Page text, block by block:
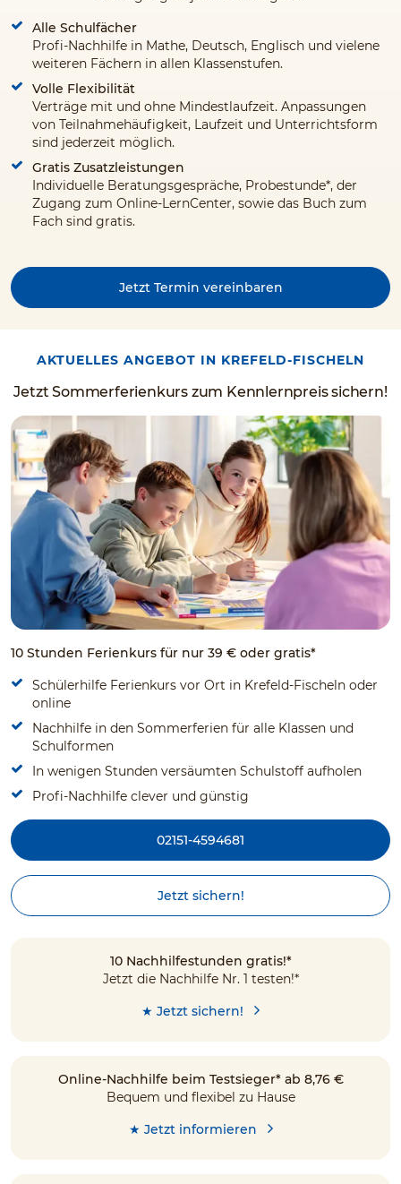
Alle Schulfächer
Profi-Nachhilfe in Mathe, Deutsch, Englisch und vielene
weiteren Fächern in allen Klassenstufen.
Volle Flexibilität
Verträge mit und ohne Mindestlaufzeit. Anpassungen
von Teilnahmehäufigkeit, Laufzeit und Unterrichtsform
sind jederzeit möglich.
Gratis Zusatzleistungen
Individuelle Beratungsgespräche, Probestunde*, der
Zugang zum Online-LernCenter, sowie das Buch zum
Fach sind gratis.
Jetzt Termin vereinbaren
AKTUELLES ANGEBOT IN KREFELD-FISCHELN
Jetzt Sommerferienkurs zum Kennlernpreis sichern!
10 Stunden Ferienkurs für nur 39 € oder gratis*
Schülerhilfe Ferienkurs vor Ort in Krefeld-Fischeln oder
online
Nachhilfe in den Sommerferien für alle Klassen und
Schulformen
In wenigen Stunden versäumten Schulstoff aufholen
Profi-Nachhilfe clever und günstig
02151-4594681
Jetzt sichern!
10 Nachhilfestunden gratis!*
Jetzt die Nachhilfe Nr. 1 testen!*
★ Jetzt sichern!
Online-Nachhilfe beim Testsieger* ab 8,76 €
Bequem und flexibel zu Hause
★ Jetzt informieren